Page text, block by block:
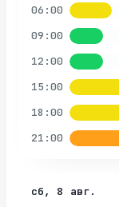
06:00
09:00
12:00
15:00
18:00
21:00
сб, 8 авг.